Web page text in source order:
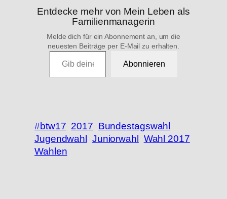
Entdecke mehr von Mein Leben als
Familienmanagerin
Melde dich für ein Abonnement an, um die
neuesten Beiträge per E-Mail zu erhalten.
Gib deine E-Mail-Adresse ein …
Abonnieren
#btw17 2017 Bundestagswahl
Jugendwahl
Juniorwahl
Wahl 2017
Wahlen